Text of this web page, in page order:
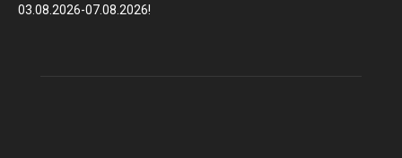
03.08.2026-07.08.2026!